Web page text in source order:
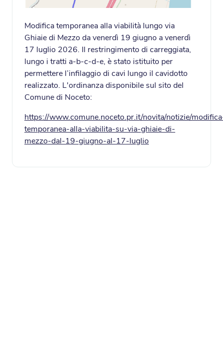
Modifica temporanea alla viabilità lungo via
Ghiaie di Mezzo da venerdì 19 giugno a venerdì
17 luglio 2026. Il restringimento di carreggiata,
lungo i tratti a-b-c-d-e, è stato istituito per
permettere l’infilaggio di cavi lungo il cavidotto
realizzato. L'ordinanza disponibile sul sito del
Comune di Noceto:
https://www.comune.noceto.pr.it/novita/notizie/
temporanea-alla-viabilita-su-via-ghiaie-di-
mezzo-dal-19-giugno-al-17-luglio